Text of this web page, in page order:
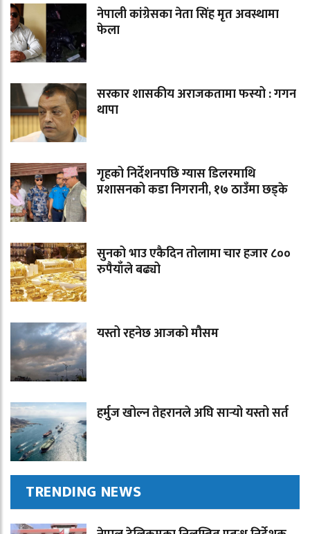
नेपाली कांग्रेसका नेता सिंह मृत अवस्थामा
फेला
सरकार शासकीय अराजकतामा फस्यो : गगन
थापा
गृहको निर्देशनपछि ग्यास डिलरमाथि
प्रशासनको कडा निगरानी, १७ ठाउँमा छड्के
सुनको भाउ एकैदिन तोलामा चार हजार ८००
रुपैयाँले बढ्यो
यस्तो रहनेछ आजको मौसम
हर्मुज खोल्न तेहरानले अघि सार्‍यो यस्तो सर्त
TRENDING NEWS